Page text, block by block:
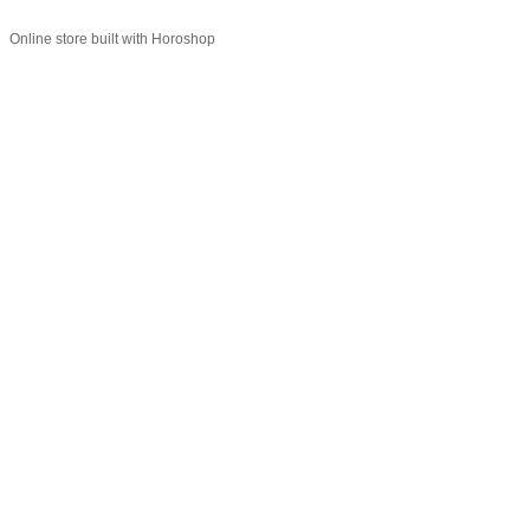
Online store built with Horoshop